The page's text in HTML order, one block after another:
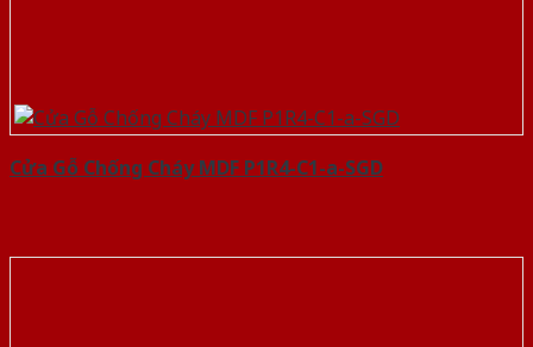
Cửa Gỗ Chống Cháy MDF P1R4-C1-a-SGD